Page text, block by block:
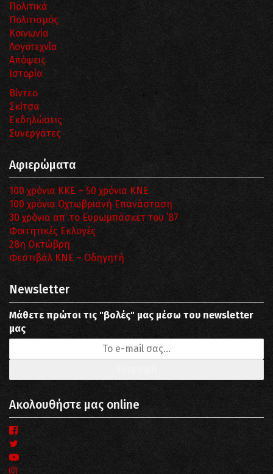
Πολιτικά
Πολιτισμός
Κοινωνία
Λογοτεχνία
Απόψεις
Ιστορία
Βίντεο
Σκίτσα
Εκδηλώσεις
Συνεργάτες
Αφιερώματα
100 χρόνια ΚΚΕ – 50 χρόνια ΚΝΕ
100 χρόνια Οχτωβριανή Επανάσταση
30 χρόνια απ’ το Ευρωμπάσκετ του ΄87
Φοιτητικές Εκλογές
28η Οκτώβρη
Φεστιβάλ ΚΝΕ – Οδηγητή
Newsletter
Μάθετε πρώτοι τις "βολές" μας μέσω του newsletter
μας
Ακολουθήστε μας online